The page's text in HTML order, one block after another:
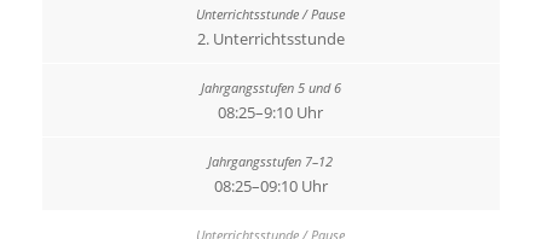
2. Unterrichtsstunde
08:25–9:10 Uhr
08:25–09:10 Uhr